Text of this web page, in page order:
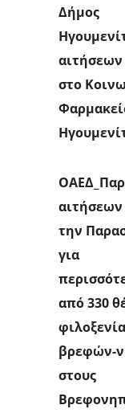
Δήμος
αιτήσεων
στο
αιτήσεων
την
για
από 330
βρεφών-
στους